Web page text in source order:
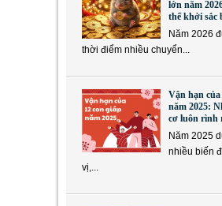
lớn năm
thể khởi sắc
Năm 2026
thời điểm nhiều chuyển...
Vận hạn của
năm 2025:
cơ luôn rình
Năm 2025
nhiều biến
vị,...